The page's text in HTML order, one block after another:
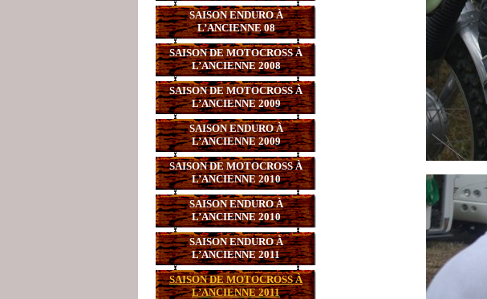
SAISON ENDURO À
L’ANCIENNE 08
SAISON DE MOTOCROSS À
L’ANCIENNE 2008
SAISON DE MOTOCROSS À
L’ANCIENNE 2009
SAISON ENDURO À
L’ANCIENNE 2009
SAISON DE MOTOCROSS À
L’ANCIENNE 2010
SAISON ENDURO À
L’ANCIENNE 2010
SAISON ENDURO À
L’ANCIENNE 2011
SAISON DE MOTOCROSS À
L’ANCIENNE 2011